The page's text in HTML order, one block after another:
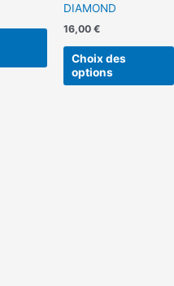
la
page
du
produit
DIAMOND
16,00 €
Choix des
options